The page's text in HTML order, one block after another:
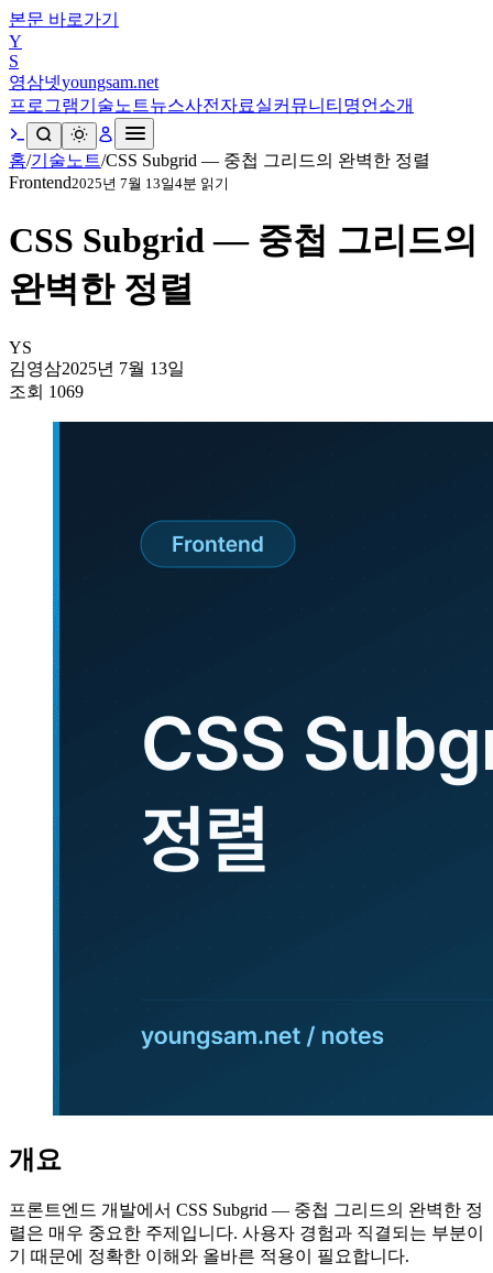
본문 바로가기
Y
S
영삼넷youngsam.net
프로그램기술노트뉴스사전 자료실커뮤니티 명언 소개
홈/기술노트/CSS Subgrid — 중첩 그리드의 완벽한 정렬
Frontend2025년 7월 13일4분 읽기
CSS Subgrid — 중첩 그리드의
완벽한 정렬
YS
김영삼2025년 7월 13일
조회 1069
개요
프론트엔드 개발에서 CSS Subgrid — 중첩 그리드의 완벽한 정
렬은 매우 중요한 주제입니다. 사용자 경험과 직결되는 부분이
기 때문에 정확한 이해와 올바른 적용이 필요합니다.